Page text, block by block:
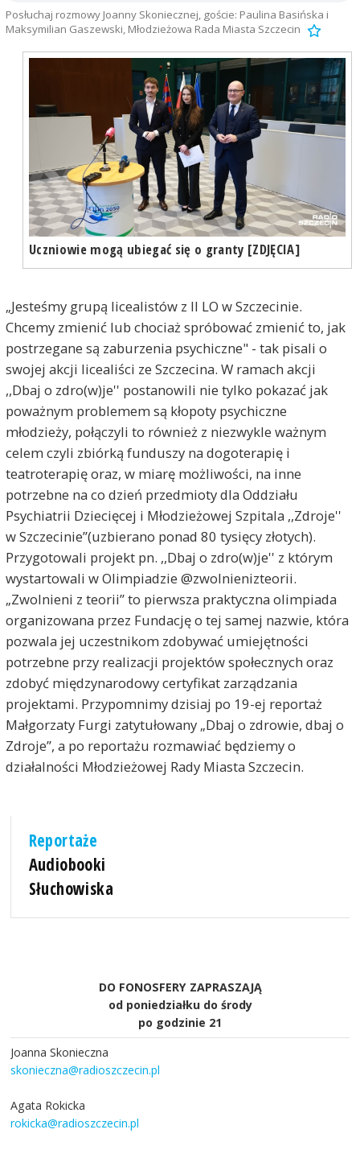
Posłuchaj rozmowy Joanny Skoniecznej, goście: Paulina Basińska i
Maksymilian Gaszewski, Młodzieżowa Rada Miasta Szczecin
Uczniowie mogą ubiegać się o granty [ZDJĘCIA]
„Jesteśmy grupą licealistów z II LO w Szczecinie.
Chcemy zmienić lub chociaż spróbować zmienić to, jak
postrzegane są zaburzenia psychiczne" - tak pisali o
swojej akcji licealiści ze Szczecina. W ramach akcji
,,Dbaj o zdro(w)je'' postanowili nie tylko pokazać jak
poważnym problemem są kłopoty psychiczne
młodzieży, połączyli to również z niezwykle ważnym
celem czyli zbiórką funduszy na dogoterapię i
teatroterapię oraz, w miarę możliwości, na inne
potrzebne na co dzień przedmioty dla Oddziału
Psychiatrii Dziecięcej i Młodzieżowej Szpitala ,,Zdroje''
w Szczecinie”(uzbierano ponad 80 tysięcy złotych).
Przygotowali projekt pn. ,,Dbaj o zdro(w)je'' z którym
wystartowali w Olimpiadzie @zwolnienizteorii.
„Zwolnieni z teorii” to pierwsza praktyczna olimpiada
organizowana przez Fundację o tej samej nazwie, która
pozwala jej uczestnikom zdobywać umiejętności
potrzebne przy realizacji projektów społecznych oraz
zdobyć międzynarodowy certyfikat zarządzania
projektami. Przypomnimy dzisiaj po 19-ej reportaż
Małgorzaty Furgi zatytułowany „Dbaj o zdrowie, dbaj o
Zdroje”, a po reportażu rozmawiać będziemy o
działalności Młodzieżowej Rady Miasta Szczecin.
Reportaże
Audiobooki
Słuchowiska
DO FONOSFERY ZAPRASZAJĄ
od poniedziałku do środy
po godzinie 21
Joanna Skonieczna
skonieczna@radioszczecin.pl
Agata Rokicka
rokicka@radioszczecin.pl